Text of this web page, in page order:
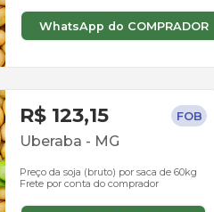
WhatsApp do COMPRADOR
R$ 123,15 FOB
Uberaba - MG
Preço da soja (bruto) por saca de 60kg
Frete por conta do comprador